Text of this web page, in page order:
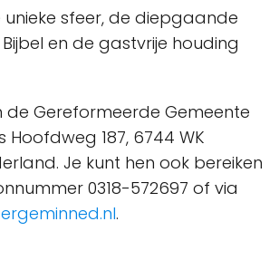
sfeer, de diepgaande
en de gastvrije houding
de Gereformeerde Gemeente
Hoofdweg 187, 6744 WK
Je kunt hen ook bereiken
0318-572697 of via
.